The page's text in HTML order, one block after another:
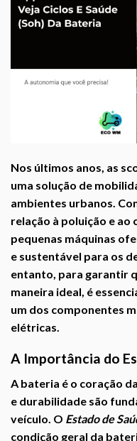
Nos últimos anos, as
uma solução de
ambientes urbanos.
relação à poluição e ao
pequenas máquinas
e sustentável para os
entanto, para garantir
maneira ideal, é
um dos componentes
elétricas.
A Importância do
A bateria é o coração
e durabilidade são
veículo. O Estado de
condição geral da